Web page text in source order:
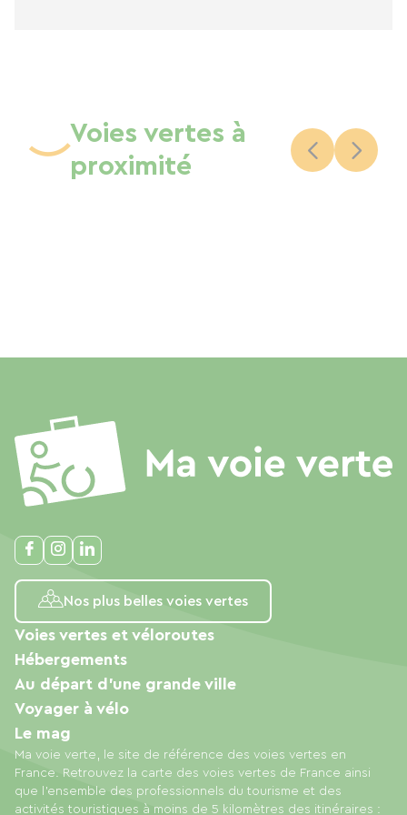
Voies vertes à
proximité
Nos plus belles voies vertes
Ma voie verte, le site de référence des voies vertes en
France. Retrouvez la carte des voies vertes de France ainsi
que l'ensemble des professionnels du tourisme et des
activités touristiques à moins de 5 kilomètres des itinéraires :
Voies vertes et véloroutes
Hébergements
Au départ d'une grande ville
Voyager à vélo
Le mag